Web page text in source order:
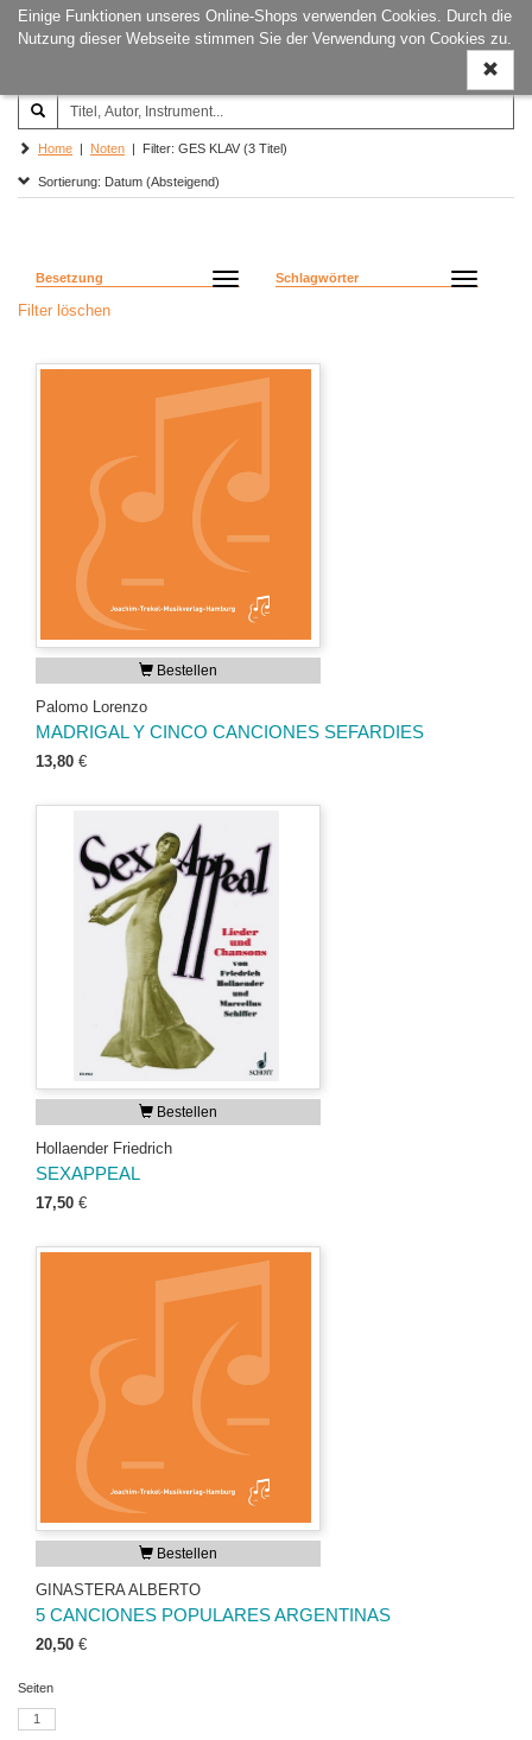
Einige Funktionen unseres Online-Shops verwenden Cookies. Durch die
Nutzung dieser Webseite stimmen Sie der Verwendung von Cookies zu.
ein-/
Joachim‐Trekel‐Musikverlag,
Hamburg
Home | Noten | Filter: GES KLAV (3 Titel)
Sortierung: Datum (Absteigend)
Besetzung Schlagwörter
Filter löschen
Bestellen
Palomo Lorenzo
MADRIGAL Y CINCO CANCIONES SEFARDIES
13,80 €
Bestellen
Hollaender Friedrich
SEXAPPEAL
17,50 €
Bestellen
GINASTERA ALBERTO
5 CANCIONES POPULARES ARGENTINAS
20,50 €
Seiten
1